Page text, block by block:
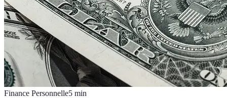
Finance Personnelle5 min